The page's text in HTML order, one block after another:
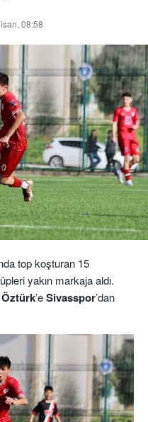
08:58
top koşturan 15
yakın markaja aldı.
Öztürk’eSivasspor’dan